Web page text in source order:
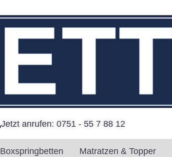
Jetzt anrufen: 0751 - 55 7 88 12
Boxspringbetten Matratzen & Topper